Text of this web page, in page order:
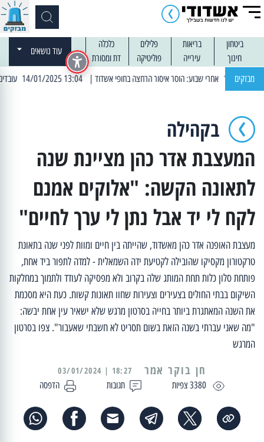
ביטחון בריאות פלילים
כלכלה
חינוך
עירייה פוליטיקה דת ומסורת
עוד נושאים
מבזקים | 13:04 14/01/2025 עובדים בלילות: עבודות קרצוף וריבוד אספלט
בקהילה
המעצבת אדר כהן מציינת שנה
לתאונה הקשה: "אלוקים אמנם
לקח לי יד אבל נתן לי ערך לחיים"
מעצבת האופנה אדר כהן מאשדוד, שהייתה בין חיים ומוות לפני שנה בתאונת
טרקטורון מקסיקו שהובילה לקטיעת ידה השמאלית - למדה לתפור ביד אחת,
פותחת סלון כלות תחת המותג שלה בקרוב ולא מפסיקה לעודד ולתמוך במחלקות
השיקום בבתי החולים בצעירים וצעירות שחוו תאונות קשות. כעת היא מסכמת
את השנה המאתגרת ביותר בחייה בסרטון מרגש שלא ישאיר עין אחת יבשה:
"מה שאני עברתי בשנה הזאת בשום תסריט לא חשבתי שאעבור". צפו בסרטון
המרגש
3380 צפיות תגובות הדפסה
18:27 | 03/01/2024